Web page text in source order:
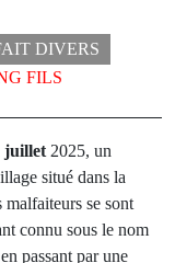
DIVERS
FILS
juillet 2025, un
situé dans la
se sont
connu sous le nom
passant par une